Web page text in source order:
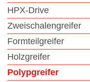
HPX-Drive
Zweischalengreifer
Formteilgreifer
Holzgreifer
Polypgreifer